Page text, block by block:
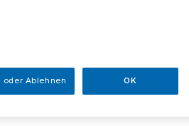
alarmierte diese
Ablehnen OK